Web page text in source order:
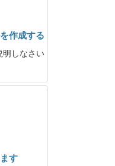
作成する
明しなさい
す